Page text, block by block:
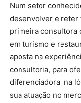
Num setor
desenvolver e reter
primeira consultora
em turismo e
aposta na
consultoria, para
diferenciadora, na
sua atuação no